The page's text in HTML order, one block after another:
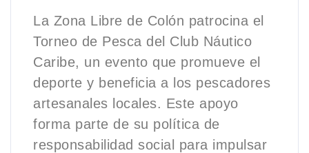
La Zona Libre de Colón patrocina el
Torneo de Pesca del Club Náutico
Caribe, un evento que promueve el
deporte y beneficia a los pescadores
artesanales locales. Este apoyo
forma parte de su política de
responsabilidad social para impulsar